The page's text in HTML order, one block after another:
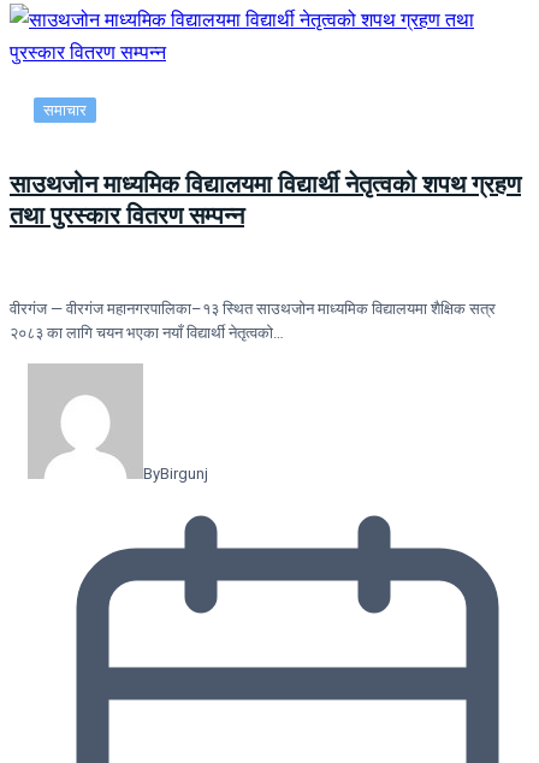
समाचार
साउथजोन माध्यमिक विद्यालयमा विद्यार्थी नेतृत्वको शपथ ग्रहण
तथा पुरस्कार वितरण सम्पन्न
वीरगंज — वीरगंज महानगरपालिका–१३ स्थित साउथजोन माध्यमिक विद्यालयमा शैक्षिक सत्र
२०८३ का लागि चयन भएका नयाँ विद्यार्थी नेतृत्वको…
ByBirgunj